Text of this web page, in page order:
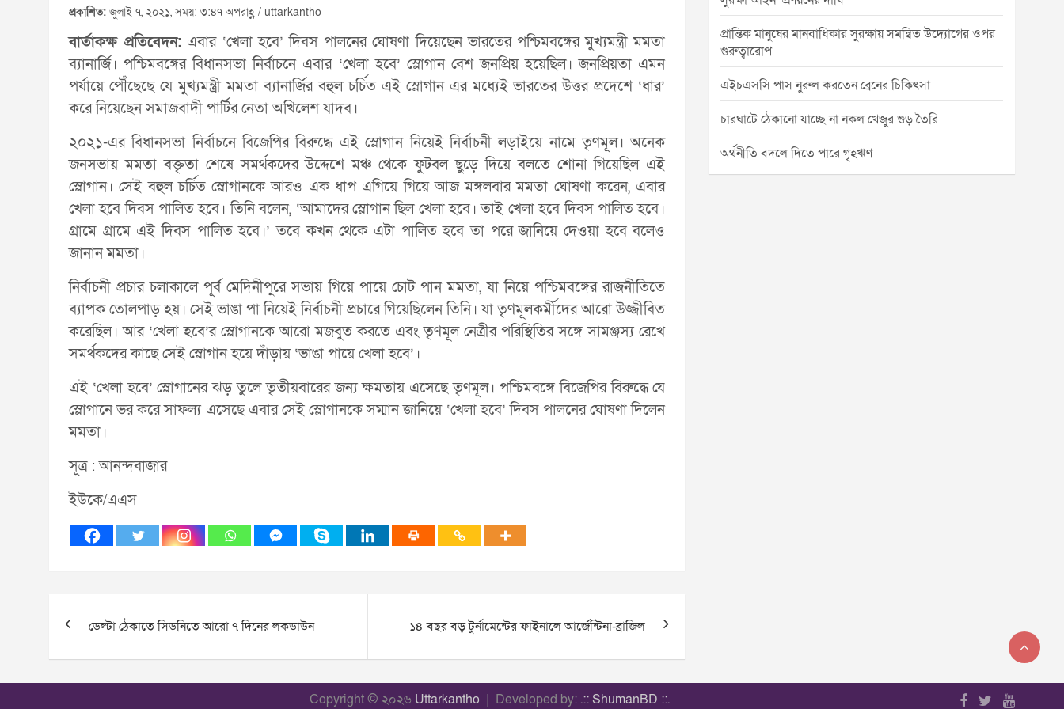
প্রকাশিত:জুলাই ৭, ২০২১, সময়: ৩:৪৭ অপরাহ্ণ / uttarkantho
বার্তাকক্ষ প্রতিবেদন: এবার ‘খেলা হবে’ দিবস পালনের ঘোষণা দিয়েছেন ভারতের পশ্চিমবঙ্গের মুখ্যমন্ত্রী মমতা
ব্যানার্জি। পশ্চিমবঙ্গের বিধানসভা নির্বাচনে এবার ‘খেলা হবে’ স্লোগান বেশ জনপ্রিয় হয়েছিল। জনপ্রিয়তা এমন
পর্যায়ে পৌঁছেছে যে মুখ্যমন্ত্রী মমতা ব্যানার্জির বহুল চর্চিত এই স্লোগান এর মধ্যেই ভারতের উত্তর প্রদেশে ‘ধার’
করে নিয়েছেন সমাজবাদী পার্টির নেতা অখিলেশ যাদব।
২০২১-এর বিধানসভা নির্বাচনে বিজেপির বিরুদ্ধে এই স্লোগান নিয়েই নির্বাচনী লড়াইয়ে নামে তৃণমূল। অনেক
জনসভায় মমতা বক্তৃতা শেষে সমর্থকদের উদ্দেশে মঞ্চ থেকে ফুটবল ছুড়ে দিয়ে বলতে শোনা গিয়েছিল এই
স্লোগান। সেই বহুল চর্চিত স্লোগানকে আরও এক ধাপ এগিয়ে গিয়ে আজ মঙ্গলবার মমতা ঘোষণা করেন, এবার
খেলা হবে দিবস পালিত হবে। তিনি বলেন, ‘আমাদের স্লোগান ছিল খেলা হবে। তাই খেলা হবে দিবস পালিত হবে।
গ্রামে গ্রামে এই দিবস পালিত হবে।’ তবে কখন থেকে এটা পালিত হবে তা পরে জানিয়ে দেওয়া হবে বলেও
জানান মমতা।
নির্বাচনী প্রচার চলাকালে পূর্ব মেদিনীপুরে সভায় গিয়ে পায়ে চোট পান মমতা, যা নিয়ে পশ্চিমবঙ্গের রাজনীতিতে
ব্যাপক তোলপাড় হয়। সেই ভাঙা পা নিয়েই নির্বাচনী প্রচারে গিয়েছিলেন তিনি। যা তৃণমূলকর্মীদের আরো উজ্জীবিত
করেছিল। আর ‘খেলা হবে’র স্লোগানকে আরো মজবুত করতে এবং তৃণমূল নেত্রীর পরিস্থিতির সঙ্গে সামঞ্জস্য রেখে
সমর্থকদের কাছে সেই স্লোগান হয়ে দাঁড়ায় ‘ভাঙা পায়ে খেলা হবে’।
এই ‘খেলা হবে’ স্লোগানের ঝড় তুলে তৃতীয়বারের জন্য ক্ষমতায় এসেছে তৃণমূল। পশ্চিমবঙ্গে বিজেপির বিরুদ্ধে যে
স্লোগানে ভর করে সাফল্য এসেছে এবার সেই স্লোগানকে সম্মান জানিয়ে ‘খেলা হবে’ দিবস পালনের ঘোষণা দিলেন
মমতা।
সূত্র : আনন্দবাজার
ইউকে/এএস
navigation
ডেল্টা ঠেকাতে সিডনিতে আরো ৭ দিনের লকডাউন ১৪ বছর বড় টুর্নামেন্টের ফাইনালে আর্জেন্টিনা-ব্রাজিল
প্রান্তিক মানুষের মানবাধিকার সুরক্ষায় সমন্বিত উদ্যোগের ওপর
গুরুত্বারোপ
এইচএসসি পাস নুরুল করতেন ব্রেনের চিকিৎসা
চারঘাটে ঠেকানো যাচ্ছে না নকল খেজুর গুড় তৈরি
অর্থনীতি বদলে দিতে পারে গৃহঋণ
Copyright © ২০২৬ Uttarkantho Developed by: .:: ShumanBD ::.